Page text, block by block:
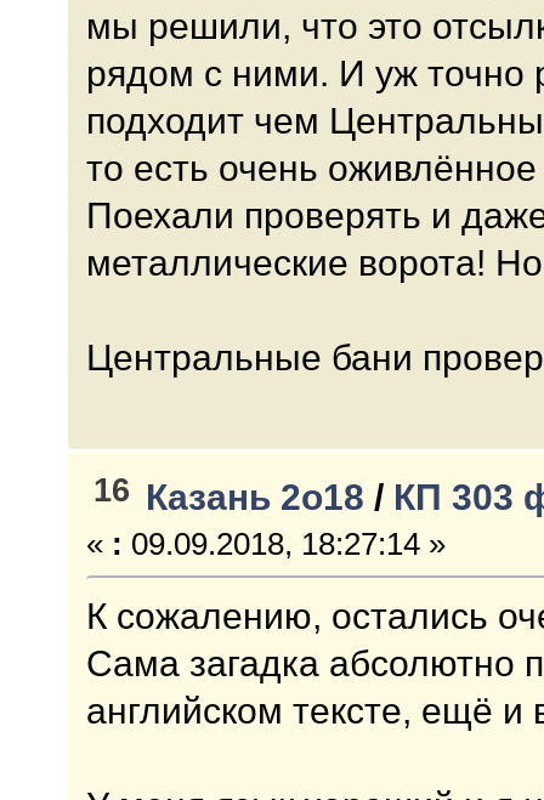
мы решили, что это
рядом с ними. И уж точно
подходит чем
то есть очень
Поехали проверять и
металлические ворота!
Центральные бани
16 Казань 2о18 / КП 303
« : 09.09.2018, 18:27:14 »
К сожалению, остались
Сама загадка абсолютно
английском тексте, ещё